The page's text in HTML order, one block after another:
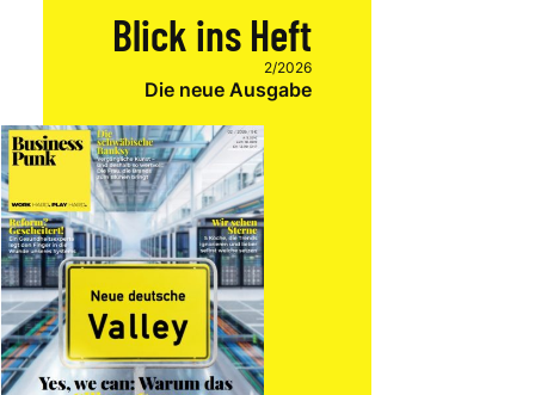
Blick ins Heft
2/2026
Die neue Ausgabe